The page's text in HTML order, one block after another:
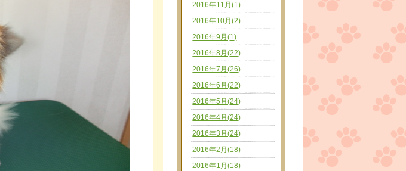
2016年11月(1)
2016年10月(2)
2016年9月(1)
2016年8月(22)
2016年7月(26)
2016年6月(22)
2016年5月(24)
2016年4月(24)
2016年3月(24)
2016年2月(18)
2016年1月(18)